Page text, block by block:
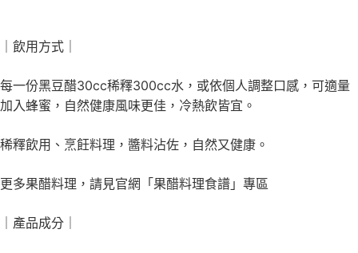
｜飲用方式｜
每一份黑豆醋30cc稀釋300cc水，或依個人調整口感，可適量
加入蜂蜜，自然健康風味更佳，冷熱飲皆宜。
稀釋飲用、烹飪料理，醬料沾佐，自然又健康。
更多果醋料理，請見官網「果醋料理食譜」專區
｜產品成分｜